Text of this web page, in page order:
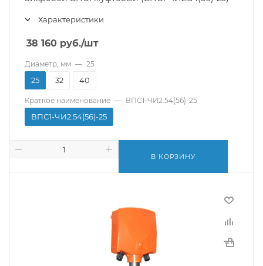
Характеристики
38 160 руб./шт
Диаметр, мм — 25
25 32 40
Краткое наименование — ВПС1-ЧИ2.54(56)-25
ВПС1-ЧИ2.54(56)-25
В КОРЗИНУ